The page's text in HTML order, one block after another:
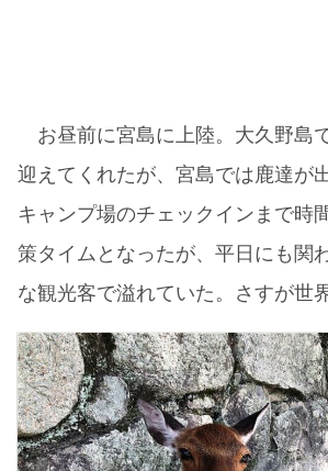
お昼前に宮島に上陸。大久野島
迎えてくれたが、宮島では鹿達が
キャンプ場のチェックインまで時
策タイムとなったが、平日にも関
な観光客で溢れていた。さすが世